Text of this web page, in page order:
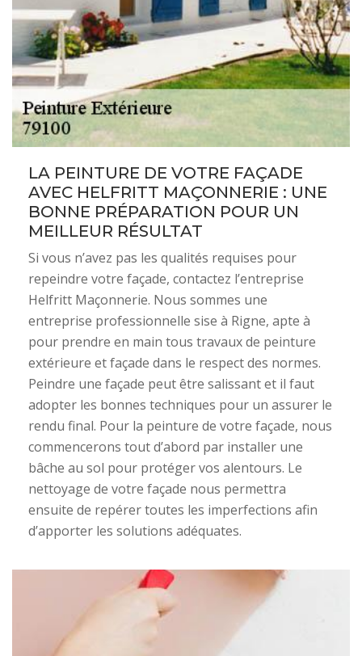
LA PEINTURE DE VOTRE FAÇADE
AVEC HELFRITT MAÇONNERIE : UNE
BONNE PRÉPARATION POUR UN
MEILLEUR RÉSULTAT
Si vous n’avez pas les qualités requises pour
repeindre votre façade, contactez l’entreprise
Helfritt Maçonnerie. Nous sommes une
entreprise professionnelle sise à Rigne, apte à
pour prendre en main tous travaux de peinture
extérieure et façade dans le respect des normes.
Peindre une façade peut être salissant et il faut
adopter les bonnes techniques pour un assurer le
rendu final. Pour la peinture de votre façade, nous
commencerons tout d’abord par installer une
bâche au sol pour protéger vos alentours. Le
nettoyage de votre façade nous permettra
ensuite de repérer toutes les imperfections afin
d’apporter les solutions adéquates.